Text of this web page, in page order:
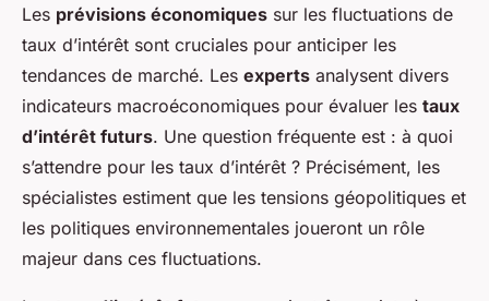
Les prévisions économiques sur les fluctuations de
taux d’intérêt sont cruciales pour anticiper les
tendances de marché. Les experts analysent divers
indicateurs macroéconomiques pour évaluer les taux
d’intérêt futurs. Une question fréquente est : à quoi
s’attendre pour les taux d’intérêt ? Précisément, les
spécialistes estiment que les tensions géopolitiques et
les politiques environnementales joueront un rôle
majeur dans ces fluctuations.